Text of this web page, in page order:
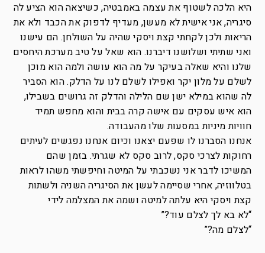
היא הלכה לשטוף את עצמה באמבטיה, כשיצאה הוא הציע לה
סיגריה, אני אישית לא מעשן, מעדיף לדפוק את הכבד ולא את
הריאות ולכן לקחתי קצת ויסקי שהיה על השולחן. הם עישנו
ואני שתיתי ושלושנו דיברנו. הוא שאל על טיב מערכת היחסים
שלנו והיא שאלה בעיקר על מה הוא עושה ולמה הוא מוכן
לשלם על מלון יקר ואפילו לשלם לנו על הדלק. הוא הסביר
לה שהוא במילא ישן שם הלילה והדלק זה גרושים בשבילו,
הוא איש עסקים עם אישה קרה בבית והוא מחפש תמיד
חוויות מיניות במסעות שלו מהעבודה.
אנחנו הסברנו לו שפעם יצאנו וכיום אנחנו נפגשים לעיתים
רחוקות לצרכי סקס, לרוב סקס לא שגרתי. בזמן שהם
המשיכו לדבר אני נשכבתי על המיטה וחיפשתי משהו לראות
בטלווזיה, אחרי שסיימה לעשן את הסיגריה השניה ולשתות
קצת ויסקי היא עלתה למיטה ושמה את המצלמה לידי
“לא בא לך לצלם עוד?”
“לצלם מה?”